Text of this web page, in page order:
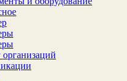
организаций